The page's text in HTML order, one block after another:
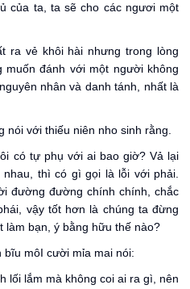
của ta, ta sẽ cho các ngươi một
ra vẻ khôi hài nhưng trong lòng
đánh với một người không
nhân và danh tánh, nhất là
nói với thiếu niên nho sinh rằng.
có tự phụ với ai bao giờ? Vả lại
thì có gì gọi là lỗi với phải.
đường đường chính chính, chắc
vậy tốt hơn là chúng ta đừng
làm bạn, ý bằng hữu thế nào?
bĩu môI cười mỉa mai nói:
lối lắm mà không coi ai ra gì, nên